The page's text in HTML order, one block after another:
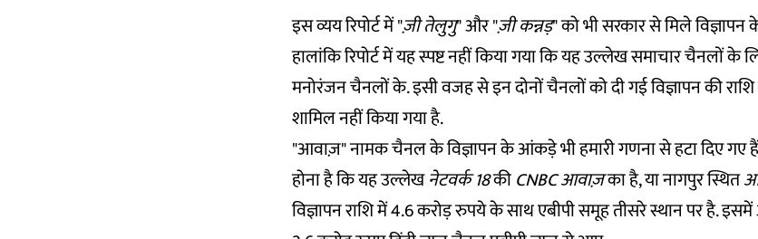
इस व्यय रिपोर्ट में "ज़ी तेलुगु" और "ज़ी कन्नड़" को भी सरकार से मिले
हालांकि रिपोर्ट में यह स्पष्ट नहीं किया गया कि यह उल्लेख समाचार चैनलों के
मनोरंजन चैनलों के. इसी वजह से इन दोनों चैनलों को दी गई विज्ञापन की
शामिल नहीं किया गया है.
"आवाज़" नामक चैनल के विज्ञापन के आंकड़े भी हमारी गणना से हटा दिए गए
होना है कि यह उल्लेखनेटवर्क 18कीCNBC आवाज़का है, या नागपुर स्थित
विज्ञापन राशि में 4.6 करोड़ रुपये के साथ एबीपी समूह तीसरे स्थान पर है.